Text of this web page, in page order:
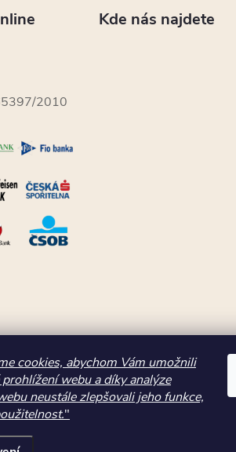
cookies, abychom Vám umožnili
webu a díky analýze
neustále zlepšovali jeho funkce,
"
2010
Kde nás najdete